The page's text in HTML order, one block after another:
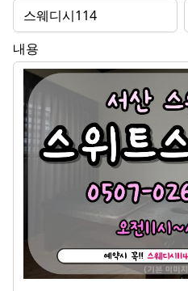
스웨디시114
내용